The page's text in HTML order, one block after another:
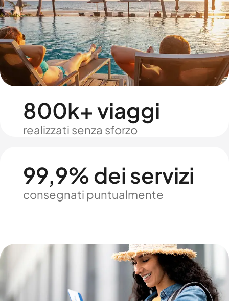
800k+ viaggi
realizzati senza sforzo
99,9% dei servizi
consegnati puntualmente